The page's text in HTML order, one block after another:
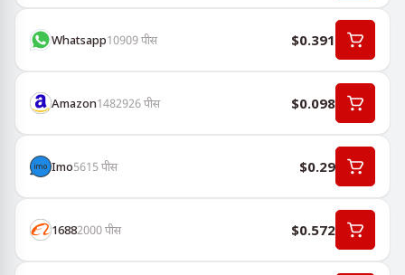
Whatsapp10909पीस $0.391
Amazon1482926पीस $0.098
Imo5615पीस $0.29
16882000पीस $0.572